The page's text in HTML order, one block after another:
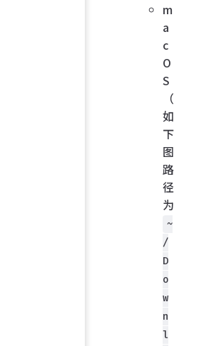
m
a
c
O
S
（
如
下
图
路
径
为
~
/
D
o
w
n
l